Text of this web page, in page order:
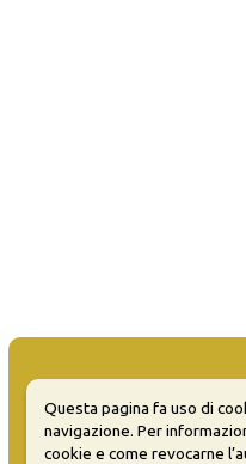
MATERA WELCOME
Questa pagina fa uso di
navigazione. Per
cookie e come revocarne